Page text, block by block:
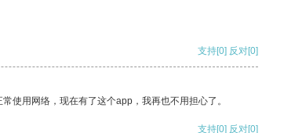
支持[0] 反对[0]
使用网络，现在有了这个app，我再也不用担心了。
支持[0] 反对[0]